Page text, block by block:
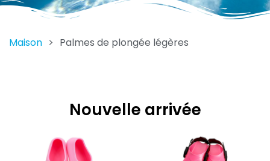
Maison > Palmes de plongée légères
Nouvelle arrivée